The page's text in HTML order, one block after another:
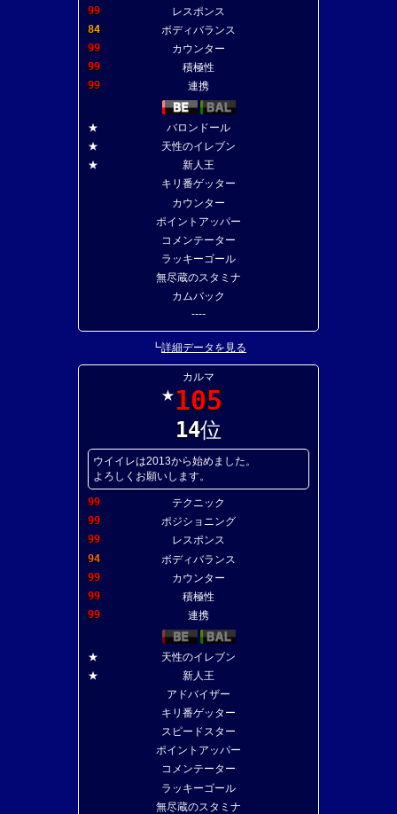
99
レスポンス
84
ボディバランス
99
カウンター
99
積極性
99
連携
★
バロンドール
★
天性のイレブン
★
新人王
キリ番ゲッター
カウンター
ポイントアッパー
コメンテーター
ラッキーゴール
無尽蔵のスタミナ
カムバック
----
┗詳細データを見る
カルマ
★105
14位
ウイイレは2013から始めました。
よろしくお願いします。
99
テクニック
99
ポジショニング
99
レスポンス
94
ボディバランス
99
カウンター
99
積極性
99
連携
★
天性のイレブン
★
新人王
アドバイザー
キリ番ゲッター
スピードスター
ポイントアッパー
コメンテーター
ラッキーゴール
無尽蔵のスタミナ